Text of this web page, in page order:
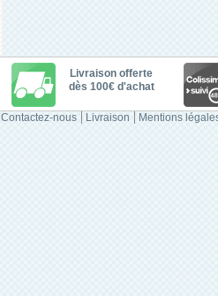
Livraison offerte
dès 100€ d'achat
Contactez-nous Livraison Mentions